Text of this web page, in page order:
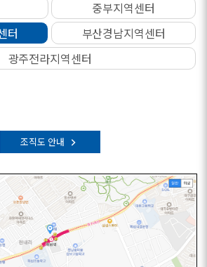
중부지역센터
터
부산경남지역센터
광주전라지역센터
조직도 안내